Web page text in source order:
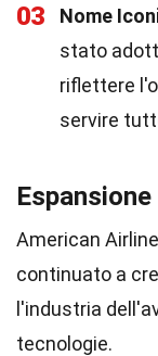
03 Nome
stato
riflettere
servire
American
continuato a
l'industria
tecnologie.